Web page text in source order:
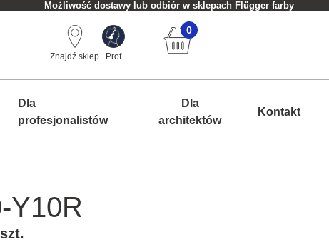
Możliwość dostawy lub odbiór w sklepach Flügger farby
Znajdź sklep Prof
0
Dla
profesjonalistów
Dla
architektów
Kontakt
Y10R